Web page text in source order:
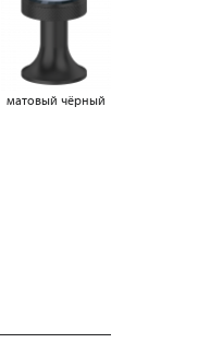
матовый чёрный